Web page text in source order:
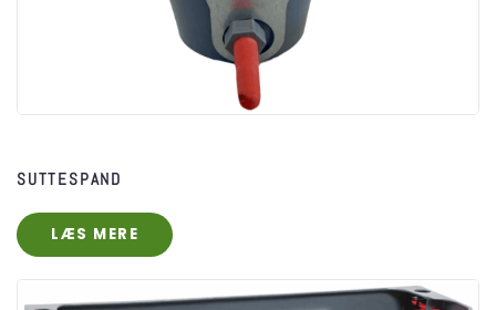
SUTTESPAND
LÆS MERE